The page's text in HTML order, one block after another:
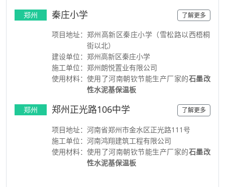
郑州 秦庄小学 了解更多
项目地址： 郑州高新区秦庄小学（雪松路以西梧桐
街以北）
建设单位： 郑州高新区秦庄小学
施工单位： 郑州朗悦置业有限公司
使用材料： 使用了河南朝钦节能生产厂家的石墨改
性水泥基保温板
郑州 郑州正光路106中学 了解更多
项目地址： 河南省郑州市金水区正光路111号
施工单位： 河南鸿翔建筑工程有限公司
使用材料： 使用了河南朝钦节能生产厂家的石墨改
性水泥基保温板